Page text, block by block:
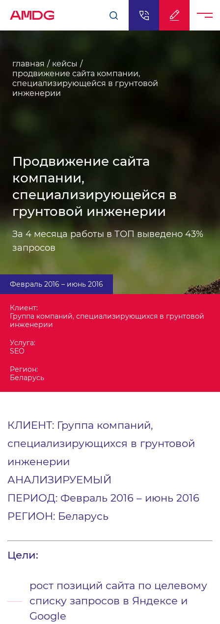
AMDG
главная
кейсы
продвижение сайта компании,
специализирующейся в грунтовой
инженерии
Продвижение сайта
компании,
специализирующейся в
грунтовой инженерии
За 4 месяца работы в ТОП выведено 43%
запросов
Клиент:
Группа компаний, специализирующихся в грунтовой
инженерии
Услуга:
SEO
Регион:
Беларусь
Февраль 2016 – июнь 2016
КЛИЕНТ: Группа компаний,
специализирующихся в грунтовой
инженерии
АНАЛИЗИРУЕМЫЙ
ПЕРИОД: Февраль 2016 – июнь 2016
РЕГИОН: Беларусь
Цели:
рост позиций сайта по целевому
списку запросов в Яндексе и
Google